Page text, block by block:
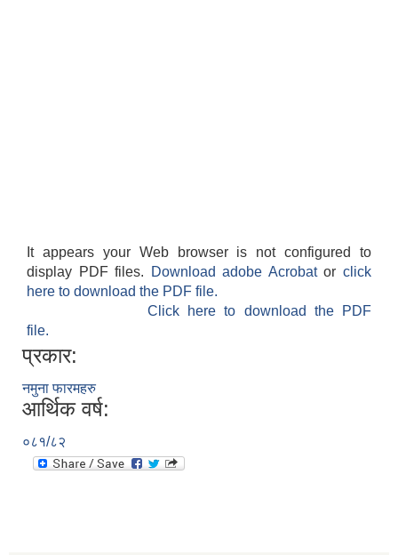
It appears your Web browser is not configured to
display PDF files.
Download adobe Acrobatorclick
here to download the PDF file.
Click here to download the PDF
file.
प्रकार:
नमुना फारमहरु
आर्थिक वर्ष:
०८१/८२